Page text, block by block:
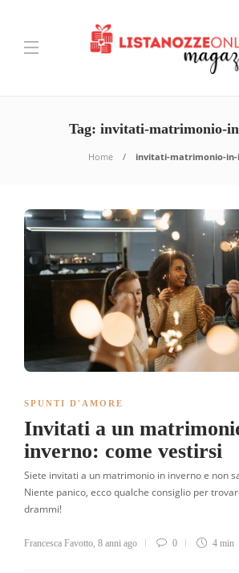
Tag: invitati-matrimonio-
Home invitati-matrimonio-
SPUNTI D'AMORE
Invitati a un
inverno: come vestirsi
Siete invitati a un matrimonio in inverno e non
Niente panico, ecco qualche consiglio per
drammi!
Francesca Favotto 8 anni ago 0 4 min